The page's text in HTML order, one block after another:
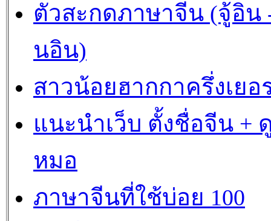
ตัวสะกดภาษาจีน (จู้อิน
นอิน)
สาวน้อยฮากกาครึ่งเยอ
แนะนำเว็บ ตั้งชื่อจีน +
หมอ
ภาษาจีนที่ใช้บ่อย 100